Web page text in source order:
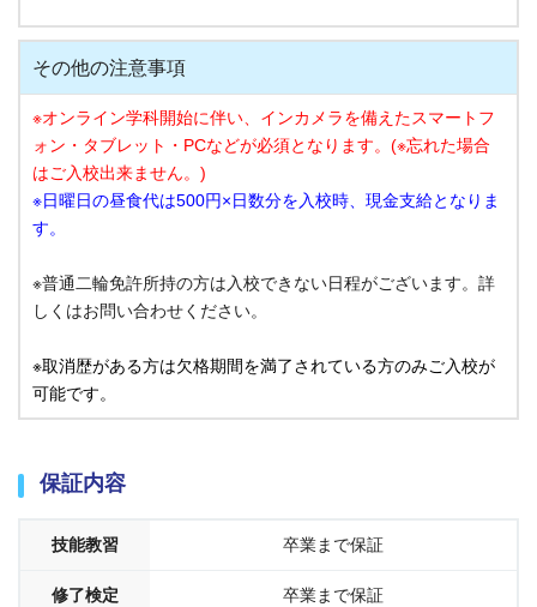
その他の注意事項
※オンライン学科開始に伴い、インカメラを備えたスマートフ
ォン・タブレット・PCなどが必須となります。(※忘れた場合
はご入校出来ません。)
※日曜日の昼食代は500円×日数分を入校時、現金支給となりま
す。
※普通二輪免許所持の方は入校できない日程がございます。詳
しくはお問い合わせください。
※取消歴がある方は欠格期間を満了されている方のみご入校が
可能です。
保証内容
技能教習 卒業まで保証
修了検定 卒業まで保証